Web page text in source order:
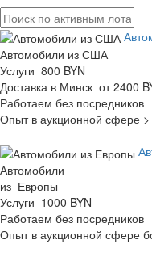
Автомобили из США
Услуги 800 BYN
Доставка в Минск от 2400
Работаем без посредников
Опыт в аукционной сфере >
Автомобили
из Европы
Услуги 1000 BYN
Работаем без посредников
Опыт в аукционной сфере